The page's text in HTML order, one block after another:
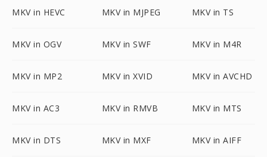
MKV in HEVC MKV in MJPEG MKV in TS
MKV in OGV MKV in SWF MKV in M4R
MKV in MP2 MKV in XVID MKV in AVCHD
MKV in AC3 MKV in RMVB MKV in MTS
MKV in DTS MKV in MXF MKV in AIFF